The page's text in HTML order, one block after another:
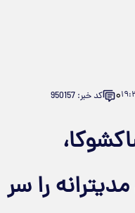
۰ کد خبر: 950157
را سر